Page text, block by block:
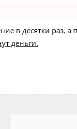
в десятки раз, а
деньги.